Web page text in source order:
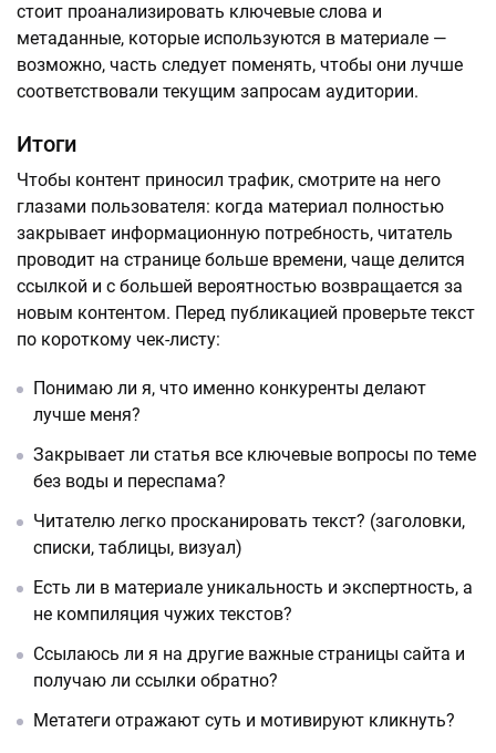
стоит проанализировать ключевые слова и
метаданные, которые используются в материале —
возможно, часть следует поменять, чтобы они лучше
соответствовали текущим запросам аудитории.
Итоги
Чтобы контент приносил трафик, смотрите на него
глазами пользователя: когда материал полностью
закрывает информационную потребность, читатель
проводит на странице больше времени, чаще делится
ссылкой и с большей вероятностью возвращается за
новым контентом. Перед публикацией проверьте текст
по короткому чек-листу:
Понимаю ли я, что именно конкуренты делают
лучше меня?
Закрывает ли статья все ключевые вопросы по теме
без воды и переспама?
Читателю легко просканировать текст? (заголовки,
списки, таблицы, визуал)
Есть ли в материале уникальность и экспертность, а
не компиляция чужих текстов?
Ссылаюсь ли я на другие важные страницы сайта и
получаю ли ссылки обратно?
Метатеги отражают суть и мотивируют кликнуть?